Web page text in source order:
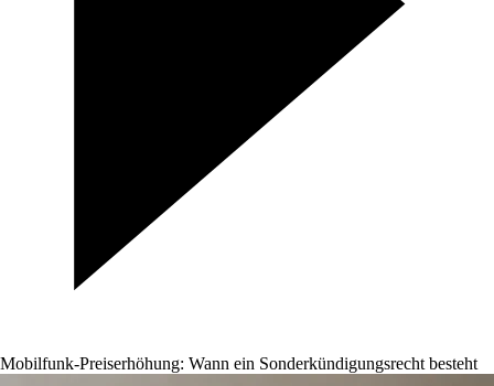
Mobilfunk-Preiserhöhung: Wann ein Sonderkündigungsrecht besteht